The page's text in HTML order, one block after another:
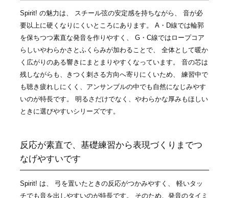
Spirit! の魅力は、 スチール弦の安定感を持ちながら、 音が必
要以上に硬くなりにくいところにあります。 A・D線では輪郭
を保ちつつ素直な発音を作りやすく、 G・C線ではロープコア
らしいやわらかさとふくらみが加わることで、 全体として暖か
く広がりのある響きにまとまりやすくなっています。 音の芯は
残しながらも、きつく刺さる方向へ寄りにくいため、 練習中で
も聴き疲れしにくく、アンサンブルの中でも自然になじみやす
いのが特長です。 明るさだけでなく、やわらかな厚みもほしい
ときに選びやすいシリーズです。
反応が素直で、基礎練習から表現づくりまでつ
なげやすいです
Spirit! は、 弓を置いたときの反応がつかみやすく、 軽いタッ
チでも音を出しやすいのが特長です。 そのため、発音のタイミ